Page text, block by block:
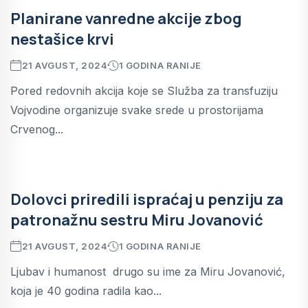
Planirane vanredne akcije zbog
nestašice krvi
21 AVGUST, 2024 1 GODINA RANIJE
Pored redovnih akcija koje se Služba za transfuziju
Vojvodine organizuje svake srede u prostorijama
Crvenog...
Dolovci priredili ispraćaj u penziju za
patronažnu sestru Miru Jovanović
21 AVGUST, 2024 1 GODINA RANIJE
Ljubav i humanost drugo su ime za Miru Jovanović,
koja je 40 godina radila kao...